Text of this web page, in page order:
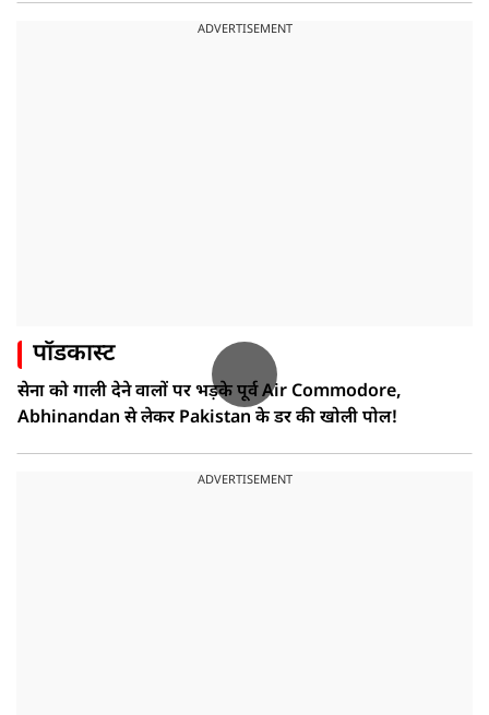
ADVERTISEMENT
पॉडकास्ट
सेना को गाली देने वालों पर भड़के पूर्व Air Commodore,
Abhinandan से लेकर Pakistan के डर की खोली पोल!
ADVERTISEMENT